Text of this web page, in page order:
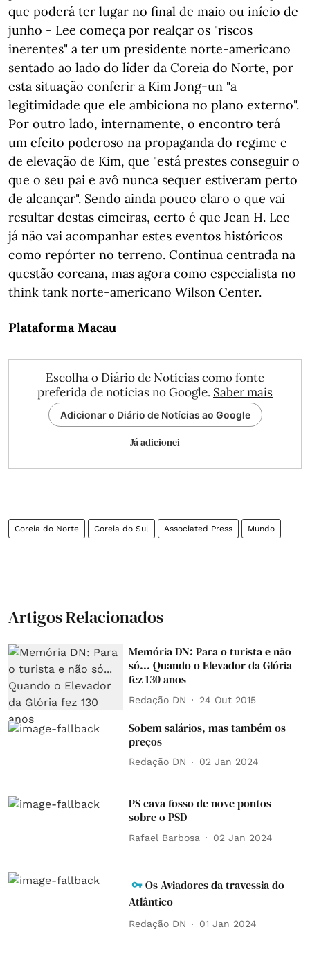
que poderá ter lugar no final de maio ou início de
junho - Lee começa por realçar os "riscos
inerentes" a ter um presidente norte-americano
sentado ao lado do líder da Coreia do Norte, por
esta situação conferir a Kim Jong-un "a
legitimidade que ele ambiciona no plano externo".
Por outro lado, internamente, o encontro terá
um efeito poderoso na propaganda do regime e
de elevação de Kim, que "está prestes conseguir o
que o seu pai e avô nunca sequer estiveram perto
de alcançar". Sendo ainda pouco claro o que vai
resultar destas cimeiras, certo é que Jean H. Lee
já não vai acompanhar estes eventos históricos
como repórter no terreno. Continua centrada na
questão coreana, mas agora como especialista no
think tank norte-americano Wilson Center.
Plataforma Macau
Escolha o Diário de Notícias como fonte
preferida de notícias no Google. Saber mais
Adicionar o Diário de Notícias ao Google
Já adicionei
Coreia do Norte Coreia do Sul Associated Press Mundo
Artigos Relacionados
Memória DN: Para o turista e não
só... Quando o Elevador da Glória
fez 130 anos
Redação DN 24 Out 2015
Sobem salários, mas também os
preços
Redação DN 02 Jan 2024
PS cava fosso de nove pontos
sobre o PSD
Rafael Barbosa 02 Jan 2024
Os Aviadores da travessia do
Atlântico
Redação DN 01 Jan 2024